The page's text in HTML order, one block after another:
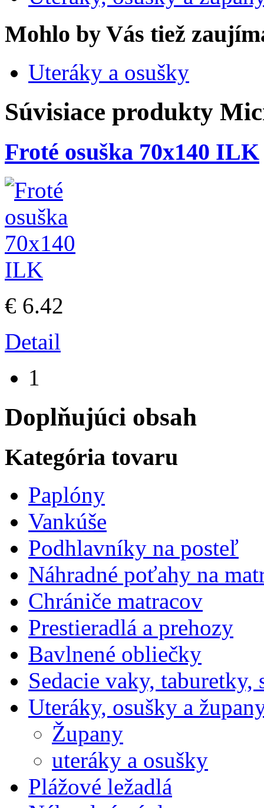
Mohlo by Vás tiež
Uteráky a osušky
Súvisiace produkty
Froté osuška 70x140 ILK
€ 6.42
Detail
1
Doplňujúci obsah
Kategória tovaru
Paplóny
Vankúše
Podhlavníky na posteľ
Náhradné poťahy na
Chrániče matracov
Prestieradlá a prehozy
Bavlnené obliečky
Sedacie vaky, taburetky,
Uteráky, osušky a
Župany
uteráky a osušky
Plážové ležadlá